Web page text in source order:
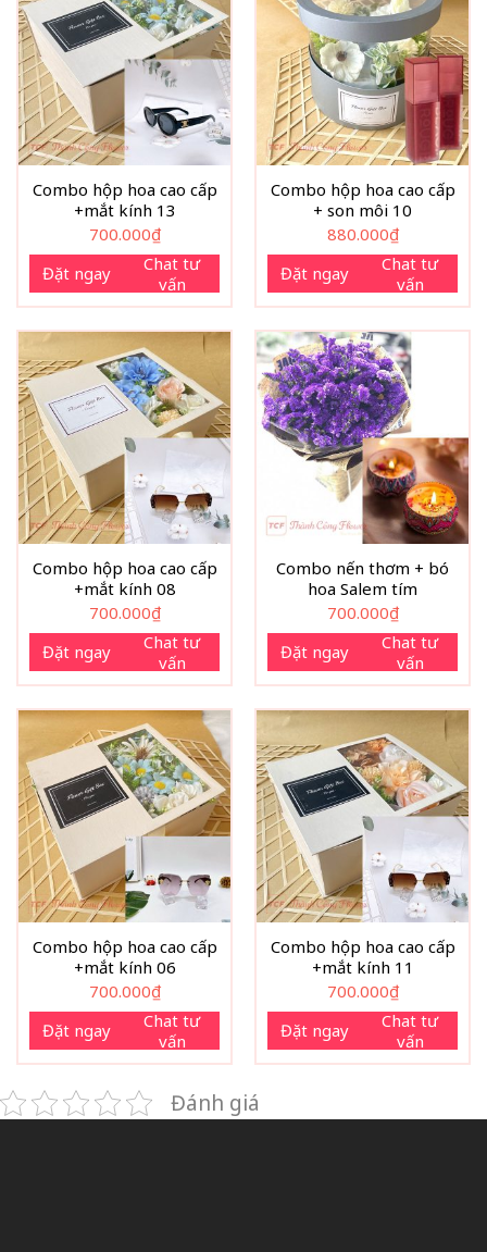
Combo hộp hoa cao cấp
+mắt kính 13
700.000₫
Đặt ngay
Chat tư
vấn
Combo hộp hoa cao cấp
+ son môi 10
880.000₫
Đặt ngay
Chat tư
vấn
Combo hộp hoa cao cấp
+mắt kính 08
700.000₫
Đặt ngay
Chat tư
vấn
Combo nến thơm + bó
hoa Salem tím
700.000₫
Đặt ngay
Chat tư
vấn
Combo hộp hoa cao cấp
+mắt kính 06
700.000₫
Đặt ngay
Chat tư
vấn
Combo hộp hoa cao cấp
+mắt kính 11
700.000₫
Đặt ngay
Chat tư
vấn
Đánh giá